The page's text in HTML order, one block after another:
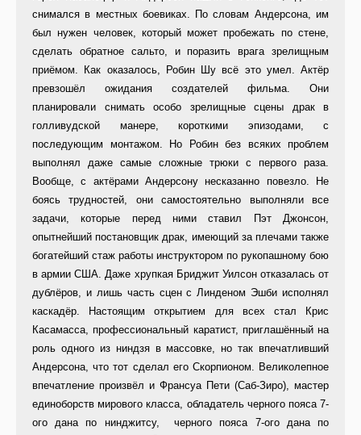
снимался в местных боевиках. По словам Андерсона, им
был нужен человек, который может пробежать по стене,
сделать обратное сальто, и поразить врага зрелищным
приёмом. Как оказалось, Робин Шу всё это умел. Актёр
превзошёл ожидания создателей фильма. Они
планировали снимать особо зрелищные сцены драк в
голливудской манере, короткими эпизодами, с
последующим монтажом. Но Робин без всяких проблем
выполнял даже самые сложные трюки с первого раза.
Вообще, с актёрами Андерсону несказанно повезло. Не
боясь трудностей, они самостоятельно выполняли все
задачи, которые перед ними ставил Пэт Джонсон,
опытнейший постановщик драк, имеющий за плечами также
богатейший стаж работы инструктором по рукопашному бою
в армии США. Даже хрупкая Бриджит Уилсон отказалась от
дублёров, и лишь часть сцен с Линденом Эшби исполнял
каскадёр. Настоящим открытием для всех стал Крис
Касамасса, профессиональный каратист, приглашённый на
роль одного из ниндзя в массовке, но так впечатливший
Андерсона, что тот сделал его Скорпионом. Великолепное
впечатление произвёл и Франсуа Пети (Саб-Зиро), мастер
единоборств мирового класса, обладатель черного пояса 7-
ого дана по нинджитсу, черного пояса 7-ого дана по